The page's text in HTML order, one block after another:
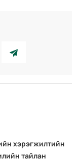
хэрэгжилтийн
тайлан